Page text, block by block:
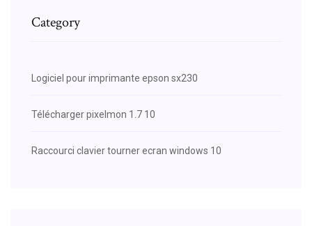
Category
Logiciel pour imprimante epson sx230
Télécharger pixelmon 1.7 10
Raccourci clavier tourner ecran windows 10